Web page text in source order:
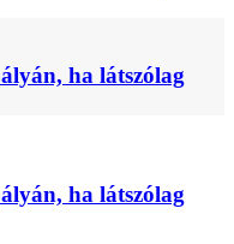
ha látszólag
ha látszólag